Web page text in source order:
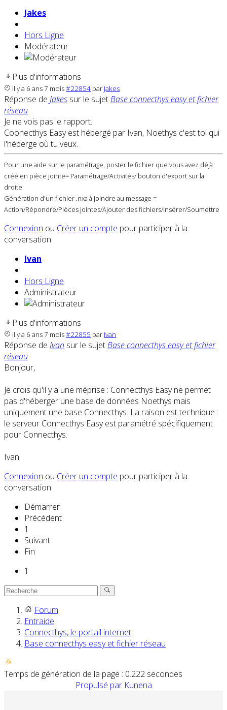
Jakes
Hors Ligne
Modérateur
Plus d'informations
il y a 6 ans 7 mois#22854 par Jakes
Réponse de Jakes sur le sujetBase connecthys easy et fichier
réseau
Je ne vois pas le rapport.
Coonecthys Easy est hébergé par Ivan, Noethys c'est toi qui
l'héberge où tu veux.
Pour une aide sur le paramétrage, poster le fichier que vous avez déjà
créé en pièce jointe= Paramétrage/Activités/ bouton d'export sur la
droite
Génération d'un fichier .nxa à joindre au message =
Action/Répondre/Pièces jointes/Ajouter des fichiers/Insérer/Soumettre
Connexion ou Créer un compte pour participer à la
conversation.
Ivan
Hors Ligne
Administrateur
Plus d'informations
il y a 6 ans 7 mois#22855 par Ivan
Réponse de Ivan sur le sujetBase connecthys easy et fichier
réseau
Bonjour,
Je crois qu'il y a une méprise : Connecthys Easy ne permet
pas d'héberger une base de données Noethys mais
uniquement une base Connecthys. La raison est technique :
le serveur Connecthys Easy est paramétré spécifiquement
pour Connecthys.
Ivan
Connexion ou Créer un compte pour participer à la
conversation.
Démarrer
Précédent
1
Suivant
Fin
1
Forum
Entraide
Connecthys, le portail internet
Base connecthys easy et fichier réseau
Temps de génération de la page : 0.222 secondes
Propulsé par Kunena